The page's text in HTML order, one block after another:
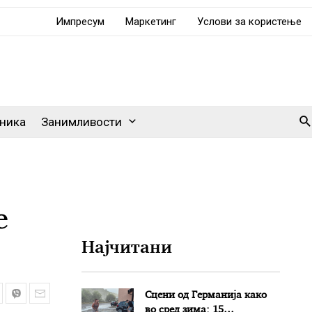
Импресум Маркетинг Услови за користење
Занимливости
Најчитани
Сцени од Германија како
во сред зима: 15